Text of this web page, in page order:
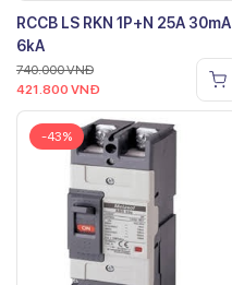
RCCB LS RKN 1P+N 25A 30mA
6kA
740.000VNĐ
421.800 VNĐ
-43%